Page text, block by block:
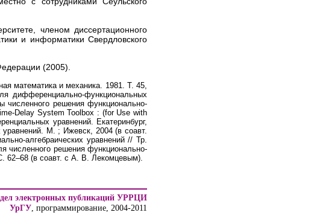
членом диссертационного
и информатики Свердловского
(2005).
математика и механика. 1981. Т. 45,
функциональных
решения функционально-
Delay System Toolbox : (for Use with
уравнений. Екатеринбург,
М. ; Ижевск, 2004 (в соавт.
алгебраических уравнений // Тр.
решения функционально-
62–68 (в соавт. с А. В. Лекомцевым).
электронных публикаций УРРЦИ
УрГУ, программирование, 2004-2011